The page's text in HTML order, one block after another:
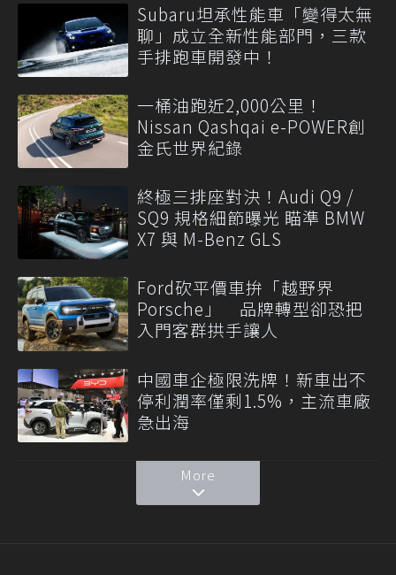
Subaru坦承性能車「變得太無
聊」成立全新性能部門，三款
手排跑車開發中！
一桶油跑近2,000公里！
Nissan Qashqai e-POWER創
金氏世界紀錄
終極三排座對決！Audi Q9 /
SQ9 規格細節曝光 瞄準 BMW
X7 與 M-Benz GLS
Ford砍平價車拚「越野界
Porsche」 品牌轉型卻恐把
入門客群拱手讓人
中國車企極限洗牌！新車出不
停利潤率僅剩1.5%，主流車廠
急出海
More